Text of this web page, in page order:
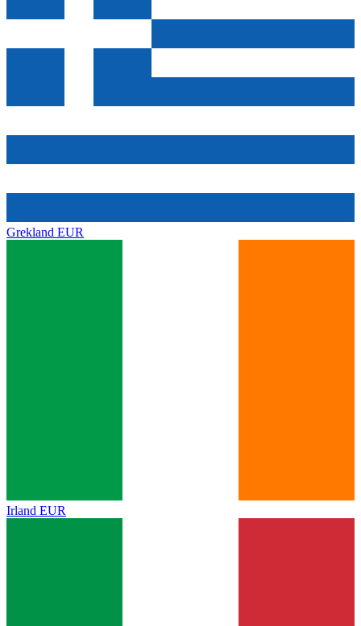
Grekland EUR
Irland EUR